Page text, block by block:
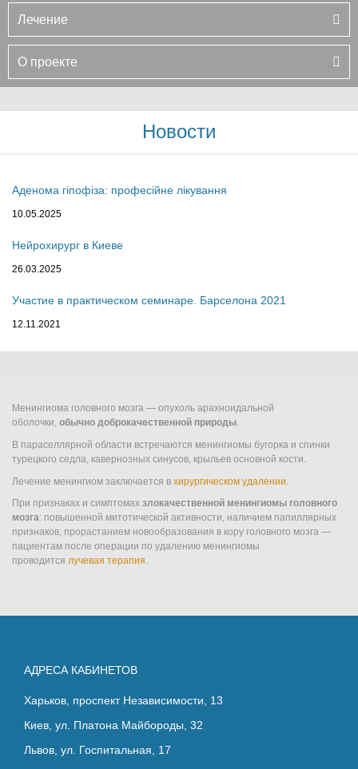
Лечение
О проекте
Новости
Аденома гіпофіза: професійне лікування
10.05.2025
Нейрохирург в Киеве
26.03.2025
Участие в практическом семинаре. Барселона 2021
12.11.2021
Менингиома
Менингиома головного мозга — опухоль арахноидальной
оболочки, обычно доброкачественной природы.
В параселлярной области встречаются менингиомы бугорка и спинки
турецкого седла, кавернозных синусов, крыльев основной кости.
Лечение менингиом заключается в хирургическом удалении
При признаках и симптомах злокачественной менингиомы головного
мозга: повышенной митотической активности, наличием папиллярных
признаков, прорастанием новообразования в кору головного мозга —
пациентам после операции по удалению менингиомы
проводится лучевая терапия.
АДРЕСА КАБИНЕТОВ
Харьков, проспект Независимости, 13
Киев, ул. Платона Майбороды, 32
Львов, ул. Госпитальная, 17